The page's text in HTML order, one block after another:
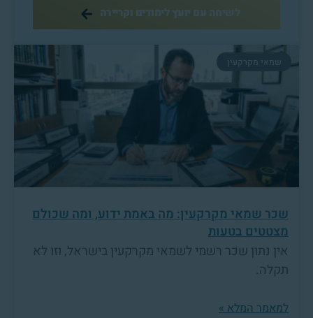
לשיחה עם יועץ לימודים וקריירה
שמאי מקרקעין
שכר שמאי מקרקעין: מה באמת ידוע, ומה שכולם
מצטטים בטעות
אין נתון שכר רשמי לשמאי מקרקעין בישראל, וזו לא
תקלה.
למאמר המלא »